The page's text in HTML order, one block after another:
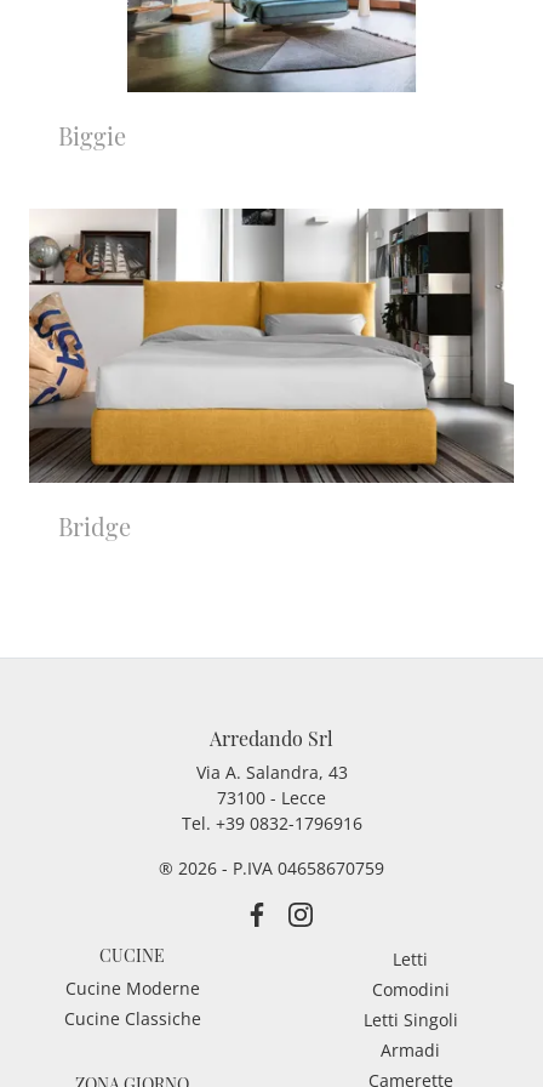
Biggie
Bridge
Arredando Srl
Via A. Salandra, 43
73100 - Lecce
Tel. +39 0832-1796916
® 2026 - P.IVA 04658670759
CUCINE
Cucine Moderne
Cucine Classiche
Letti
Comodini
Letti Singoli
Armadi
Camerette